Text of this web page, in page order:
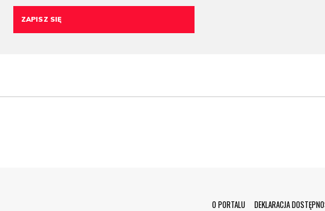
O PORTALU DEKLARACJA